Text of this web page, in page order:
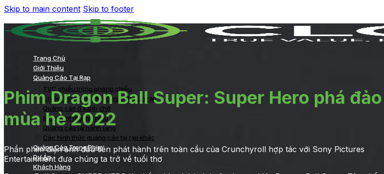
Skip to main content Skip to footer
Trang Chủ
Giới Thiệu
Quảng Cáo Tại Rạp
TVC chiếu trong phòng chiếu
Chiếu TVC trên hệ thống LCD của rạp
Quảng cáo ở sảnh chờ
Kích hoạt thương hiệu
Quảng cáo tại hành lang
Các hình thức quảng cáo tại rạp khác
Quảng Cáo Trong Phim
Dự Án
Khách Hàng
Phim Dragon Ball Super: Super Hero phá đảo
mùa hè 2022
Phần phim điện ảnh đầu tiên phát hành trên toàn cầu của Crunchyroll hợp tác với Sony Pictures
Entertainment đưa chúng ta trở về tuổi thơ